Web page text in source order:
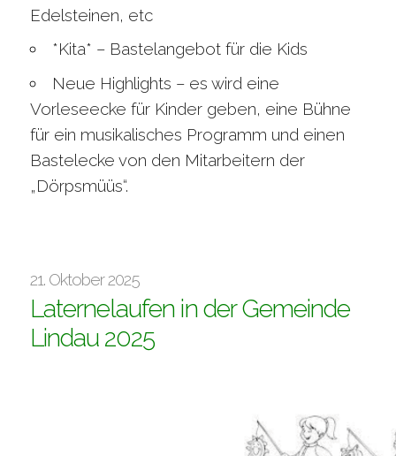
Edelsteinen, etc
*Kita* – Bastelangebot für die Kids
Neue Highlights – es wird eine
Vorleseecke für Kinder geben, eine Bühne
für ein musikalisches Programm und einen
Bastelecke von den Mitarbeitern der
„Dörpsmüüs“.
21. Oktober 2025
Laternelaufen in der Gemeinde
Lindau 2025